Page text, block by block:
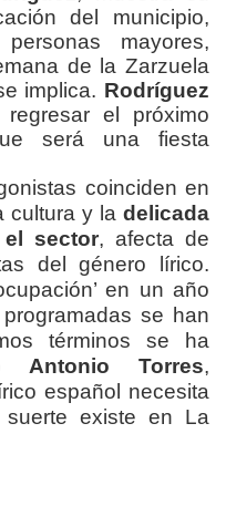
del municipio,
mayores,
de la Zarzuela
implica. Rodríguez
el próximo
será una fiesta
coinciden en
cultura y la delicada
sector, afecta de
del género lírico.
en un año
se han
términos se ha
Antonio Torres,
español necesita
suerte existe en La